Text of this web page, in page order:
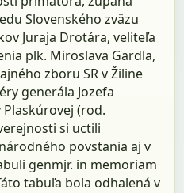
Slovenského zväzu
Juraja Drotára, veliteľa
plk. Miroslava Gardla,
zboru SR v Žiline
generála Jozefa
(rod.
si uctili
povstania aj v
genmjr. in memoriam
tabuľa bola odhalená v